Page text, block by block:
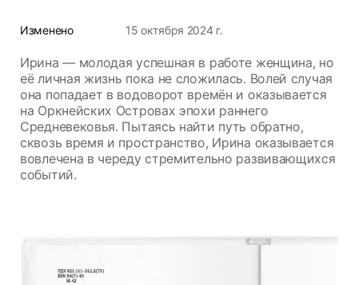
Изменено 15 октября 2024 г.
Ирина — молодая успешная в работе женщина, но
её личная жизнь пока не сложилась. Волей случая
она попадает в водоворот времён и оказывается
на Оркнейских Островах эпохи раннего
Средневековья. Пытаясь найти путь обратно,
сквозь время и пространство, Ирина оказывается
вовлечена в череду стремительно развивающихся
событий.